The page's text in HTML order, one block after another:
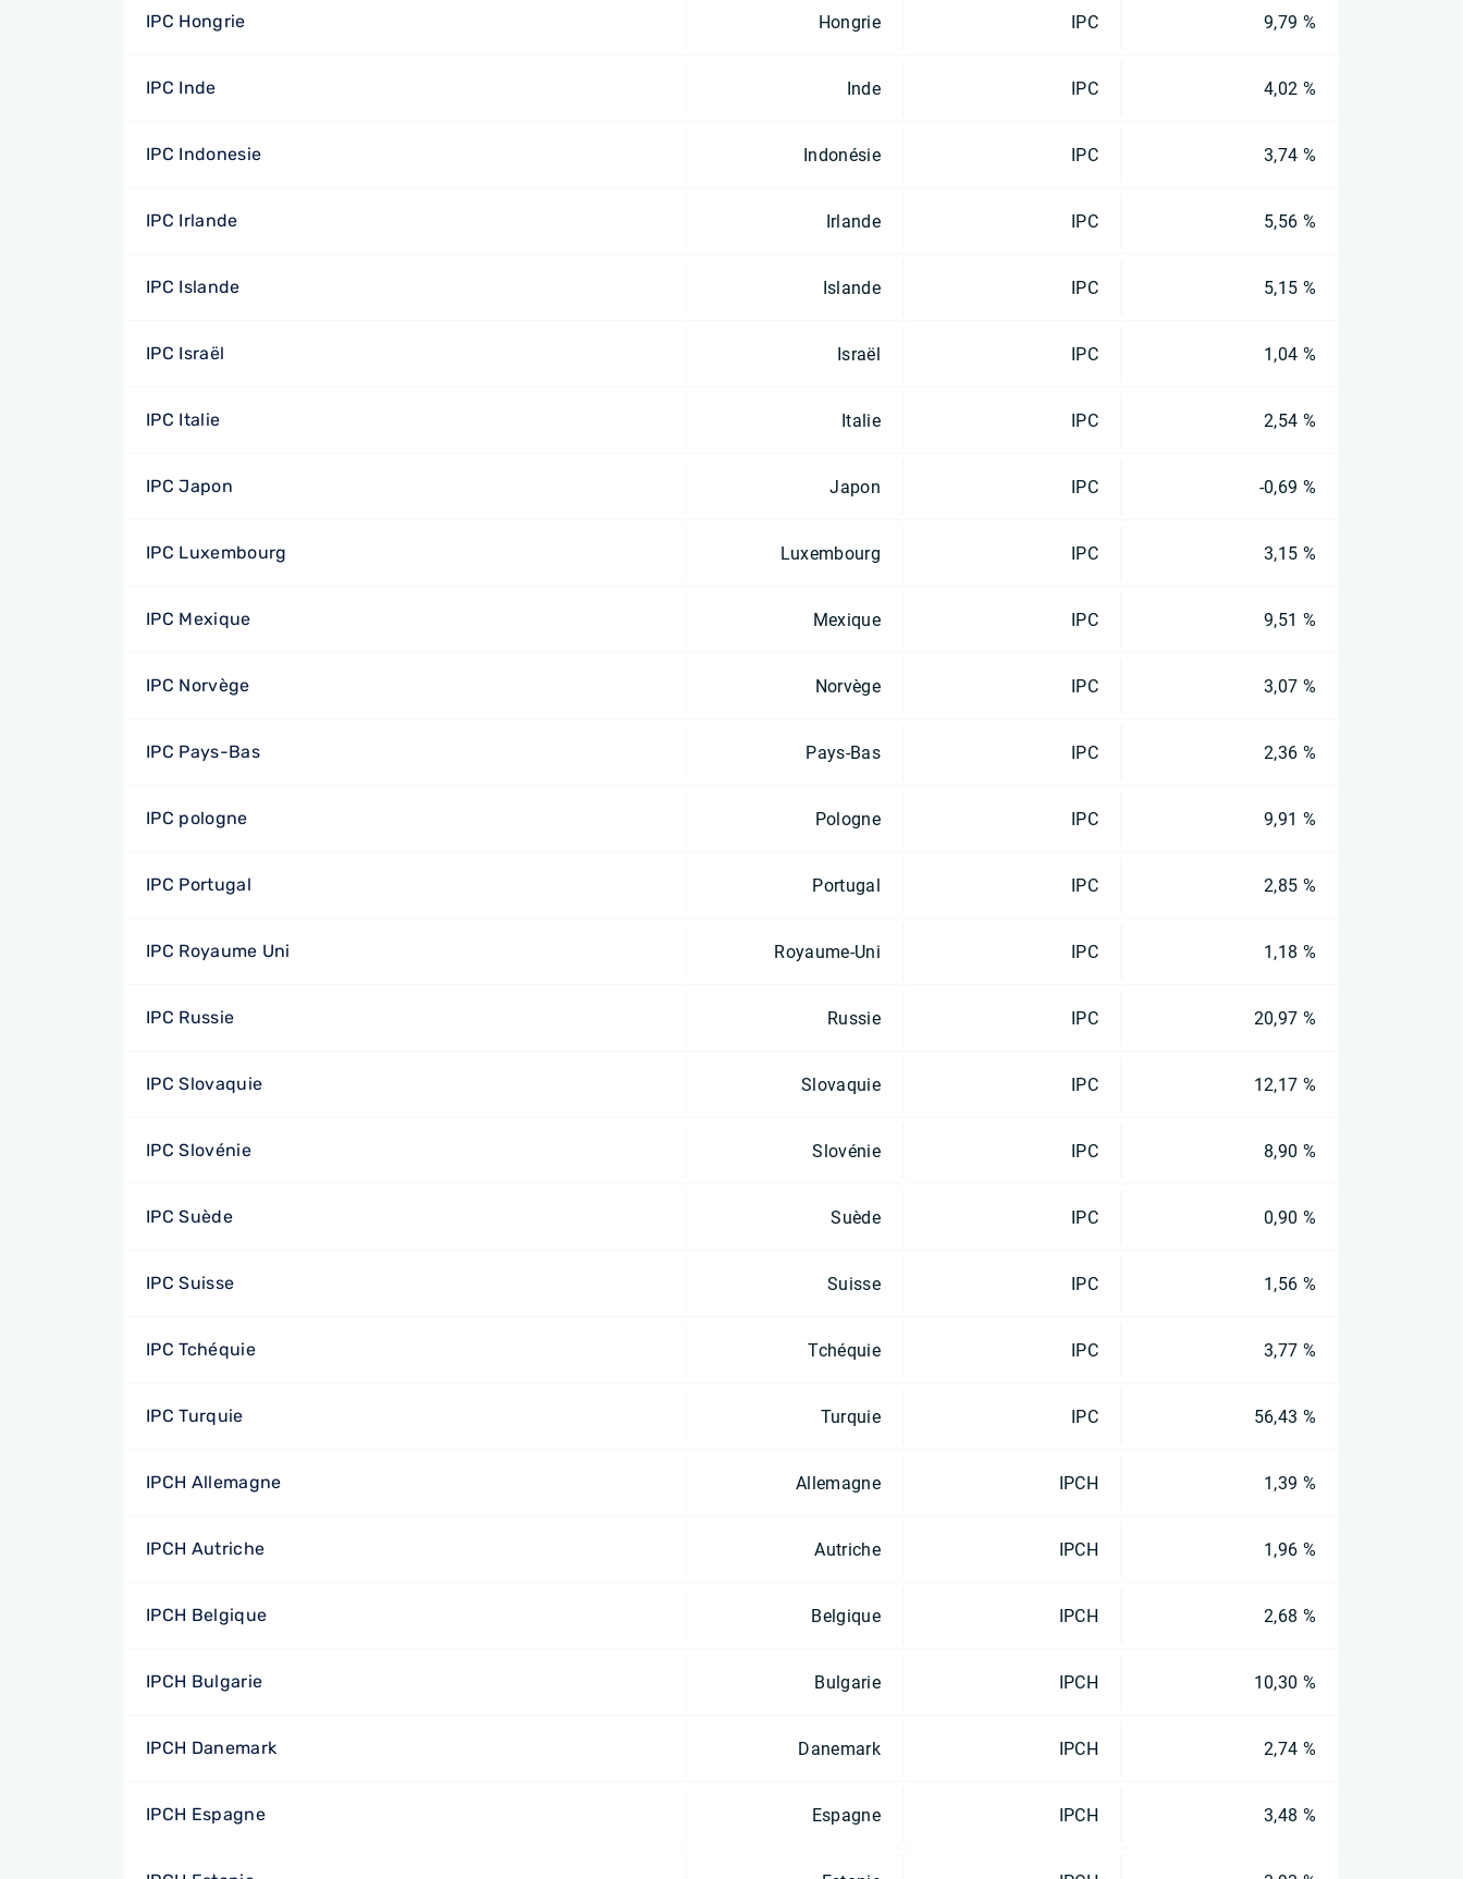
IPC Hongrie Hongrie IPC 9,79 %
IPC Inde Inde IPC 4,02 %
IPC Indonesie Indonésie IPC 3,74 %
IPC Irlande Irlande IPC 5,56 %
IPC Islande Islande IPC 5,15 %
IPC Israël Israël IPC 1,04 %
IPC Italie Italie IPC 2,54 %
IPC Japon Japon IPC -0,69 %
IPC Luxembourg Luxembourg IPC 3,15 %
IPC Mexique Mexique IPC 9,51 %
IPC Norvège Norvège IPC 3,07 %
IPC Pays-Bas Pays-Bas IPC 2,36 %
IPC pologne Pologne IPC 9,91 %
IPC Portugal Portugal IPC 2,85 %
IPC Royaume Uni Royaume-Uni IPC 1,18 %
IPC Russie Russie IPC 20,97 %
IPC Slovaquie Slovaquie IPC 12,17 %
IPC Slovénie Slovénie IPC 8,90 %
IPC Suède Suède IPC 0,90 %
IPC Suisse Suisse IPC 1,56 %
IPC Tchéquie Tchéquie IPC 3,77 %
IPC Turquie Turquie IPC 56,43 %
IPCH Allemagne Allemagne IPCH 1,39 %
IPCH Autriche Autriche IPCH 1,96 %
IPCH Belgique Belgique IPCH 2,68 %
IPCH Bulgarie Bulgarie IPCH 10,30 %
IPCH Danemark Danemark IPCH 2,74 %
IPCH Espagne Espagne IPCH 3,48 %